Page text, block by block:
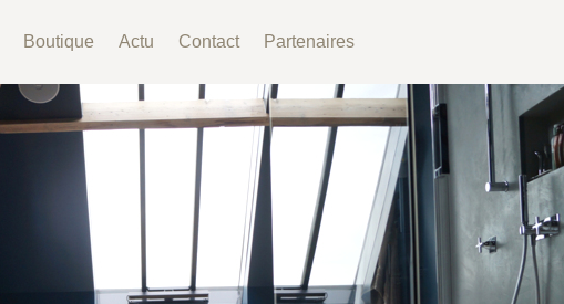
Boutique Actu Contact Partenaires